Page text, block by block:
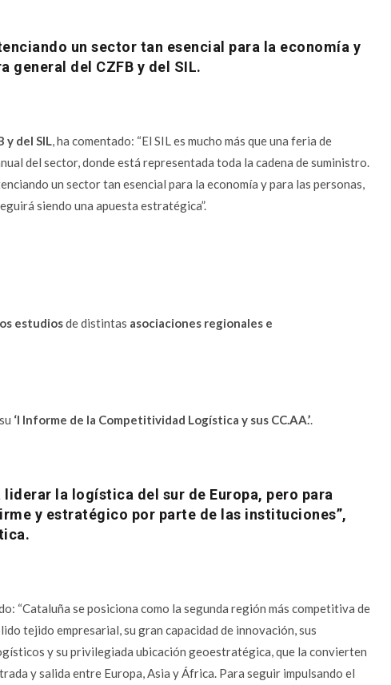
un sector tan esencial para la economía y
general del CZFB y del SIL.
y del SIL, ha comentado: “El SIL es mucho más que una feria de
del sector, donde está representada toda la cadena de suministro.
un sector tan esencial para la economía y para las personas,
siendo una apuesta estratégica”.
estudiosde distintas asociaciones regionales e
‘I Informe de la Competitividad Logística y sus CC.AA.’.
la logística del sur de Europa, pero para
y estratégico por parte de las instituciones”,
“Cataluña se posiciona como la segunda región más competitiva de
tejido empresarial, su gran capacidad de innovación, sus
y su privilegiada ubicación geoestratégica, que la convierten
y salida entre Europa, Asia y África. Para seguir impulsando el